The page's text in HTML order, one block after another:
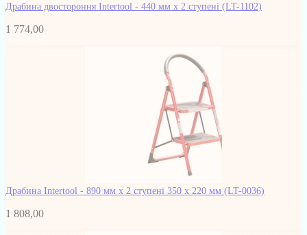
Драбина двостороння Intertool - 440 мм x 2 ступені (LT-1102)
1 774,00
Драбина Intertool - 890 мм x 2 ступені 350 x 220 мм (LT-0036)
1 808,00